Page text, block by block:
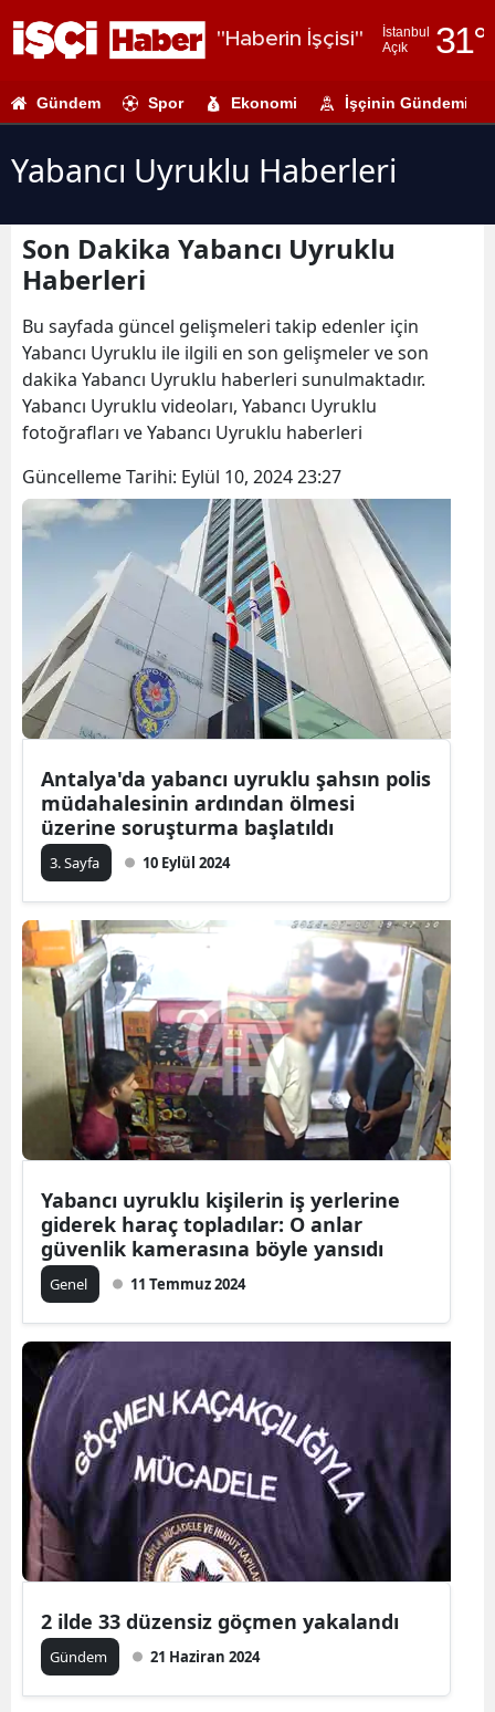
"Haberin İşçisi"
İstanbul
Açık
31°
Adıyaman
Antalya
Artvin
Bingöl
Bitlis
Bolu
Burdur
Bursa
Çanakkale
Denizli
Diyarbakır
Edirne
Elazığ
Erzincan
Erzurum
Hakkari
Mersin
İstanbul
Kastamonu
Gündem Spor Ekonomi İşçinin Gündemi
Yabancı Uyruklu Haberleri
Son Dakika Yabancı Uyruklu
Haberleri
Bu sayfada güncel gelişmeleri takip edenler için
Yabancı Uyruklu ile ilgili en son gelişmeler ve son
dakika Yabancı Uyruklu haberleri sunulmaktadır.
Yabancı Uyruklu videoları, Yabancı Uyruklu
fotoğrafları ve Yabancı Uyruklu haberleri
Güncelleme Tarihi: Eylül 10, 2024 23:27
Antalya'da yabancı uyruklu şahsın polis
müdahalesinin ardından ölmesi
üzerine soruşturma başlatıldı
3. Sayfa 10 Eylül 2024
Yabancı uyruklu kişilerin iş yerlerine
giderek haraç topladılar: O anlar
güvenlik kamerasına böyle yansıdı
Genel 11 Temmuz 2024
2 ilde 33 düzensiz göçmen yakalandı
Gündem 21 Haziran 2024